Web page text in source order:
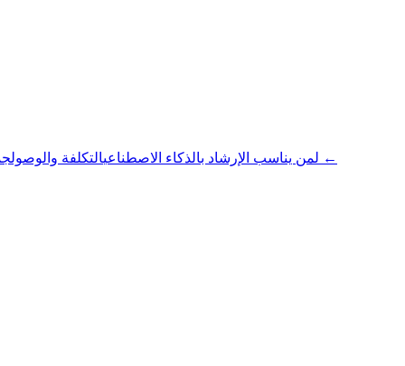
لمن يناسب الإرشاد بالذكاء الاصطناعيالتكلفة والوصول
جميع المقالات ←